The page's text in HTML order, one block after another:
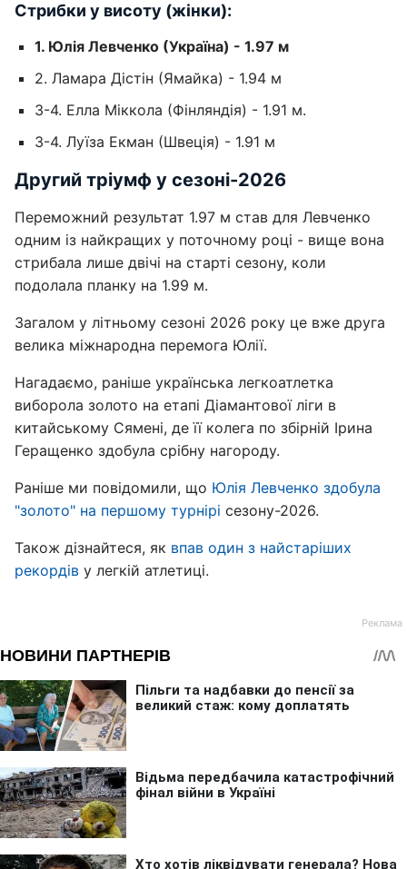
Стрибки у висоту (жінки):
1. Юлія Левченко (Україна) - 1.97 м
2. Ламара Дістін (Ямайка) - 1.94 м
3-4. Елла Міккола (Фінляндія) - 1.91 м.
3-4. Луїза Екман (Швеція) - 1.91 м
Другий тріумф у сезоні-2026
Переможний результат 1.97 м став для Левченко
одним із найкращих у поточному році - вище вона
стрибала лише двічі на старті сезону, коли
подолала планку на 1.99 м.
Загалом у літньому сезоні 2026 року це вже друга
велика міжнародна перемога Юлії.
Нагадаємо, раніше українська легкоатлетка
виборола золото на етапі Діамантової ліги в
китайському Сямені, де її колега по збірній Ірина
Геращенко здобула срібну нагороду.
Раніше ми повідомили, що Юлія Левченко здобула
"золото" на першому турнірі сезону-2026.
Також дізнайтеся, як впав один з найстаріших
рекордів у легкій атлетиці.